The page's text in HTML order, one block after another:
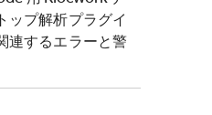
ップ解析プラグイ
連するエラーと警